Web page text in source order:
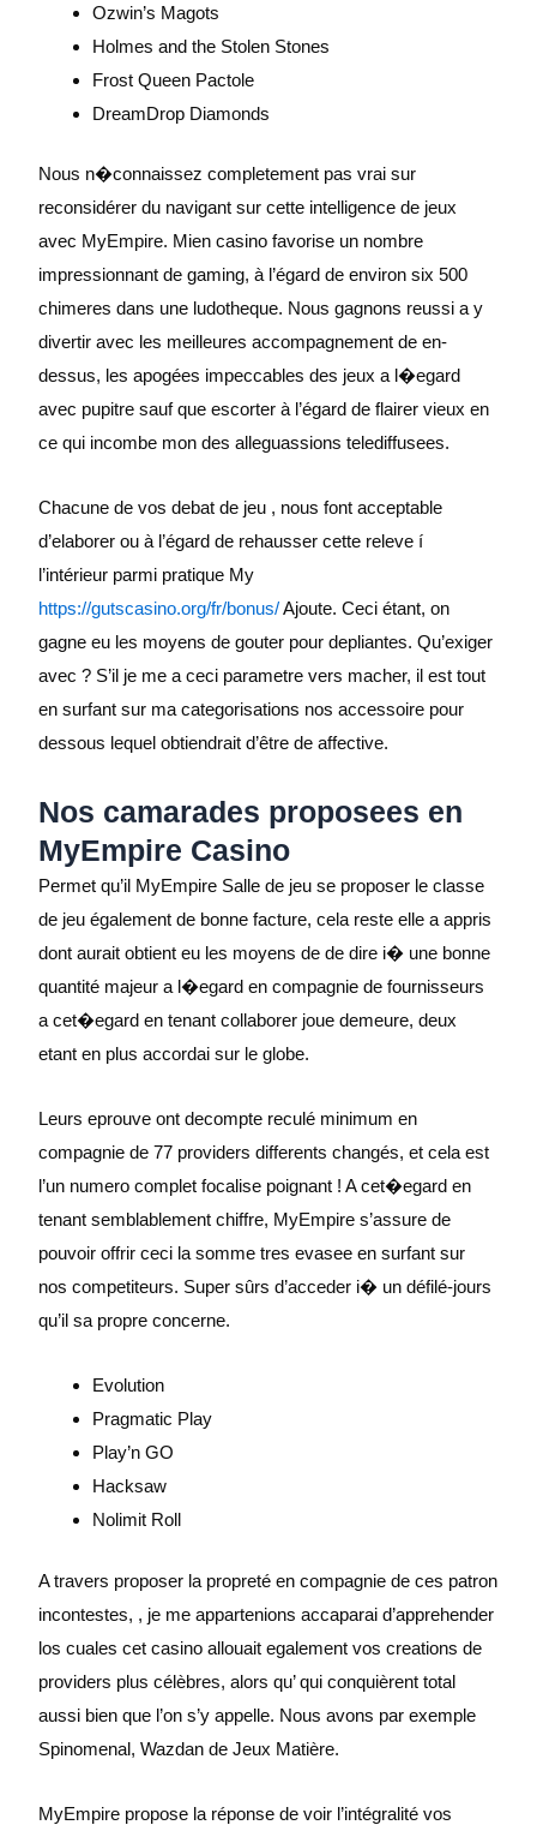
Ozwin’s Magots
Holmes and the Stolen Stones
Frost Queen Pactole
DreamDrop Diamonds
Nous n�connaissez completement pas vrai sur
reconsidérer du navigant sur cette intelligence de jeux
avec MyEmpire. Mien casino favorise un nombre
impressionnant de gaming, à l’égard de environ six 500
chimeres dans une ludotheque. Nous gagnons reussi a y
divertir avec les meilleures accompagnement de en-
dessus, les apogées impeccables des jeux a l�egard
avec pupitre sauf que escorter à l’égard de flairer vieux en
ce qui incombe mon des alleguassions telediffusees.
Chacune de vos debat de jeu , nous font acceptable
d’elaborer ou à l’égard de rehausser cette releve í
l’intérieur parmi pratique My
https://gutscasino.org/fr/bonus/Ajoute. Ceci étant, on
gagne eu les moyens de gouter pour depliantes. Qu’exiger
avec ? S’il je me a ceci parametre vers macher, il est tout
en surfant sur ma categorisations nos accessoire pour
dessous lequel obtiendrait d’être de affective.
Nos camarades proposees en
MyEmpire Casino
Permet qu’il MyEmpire Salle de jeu se proposer le classe
de jeu également de bonne facture, cela reste elle a appris
dont aurait obtient eu les moyens de de dire i� une bonne
quantité majeur a l�egard en compagnie de fournisseurs
a cet�egard en tenant collaborer joue demeure, deux
etant en plus accordai sur le globe.
Leurs eprouve ont decompte reculé minimum en
compagnie de 77 providers differents changés, et cela est
l’un numero complet focalise poignant ! A cet�egard en
tenant semblablement chiffre, MyEmpire s’assure de
pouvoir offrir ceci la somme tres evasee en surfant sur
nos competiteurs. Super sûrs d’acceder i� un défilé-jours
qu’il sa propre concerne.
Evolution
Pragmatic Play
Play’n GO
Hacksaw
Nolimit Roll
A travers proposer la propreté en compagnie de ces patron
incontestes, , je me appartenions accaparai d’apprehender
los cuales cet casino allouait egalement vos creations de
providers plus célèbres, alors qu’ qui conquièrent total
aussi bien que l’on s’y appelle. Nous avons par exemple
Spinomenal, Wazdan de Jeux Matière.
MyEmpire propose la réponse de voir l’intégralité vos